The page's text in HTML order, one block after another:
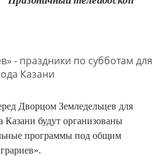
Дворцом Земледельцев для
Казани будут организованы
программы под общим